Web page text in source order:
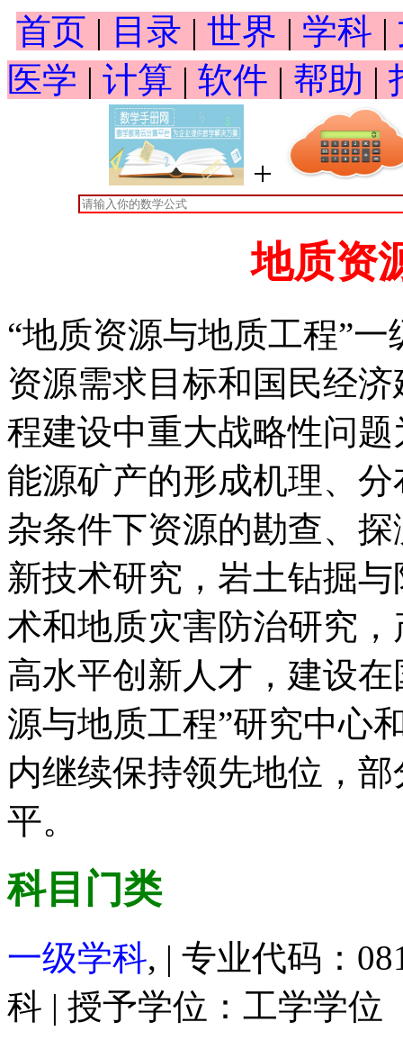
首页 | 目录 | 世界 | 学科 |
医学 | 计算 | 软件 | 帮助 |
+
地质资
“地质资源与地质工程”
资源需求目标和国民经
程建设中重大战略性问
能源矿产的形成机理、
杂条件下资源的勘查、
新技术研究，岩土钻掘
术和地质灾害防治研究
高水平创新人才，建设
源与地质工程”研究中心
内继续保持领先地位，
平。
科目门类
一级学科, | 专业代码：
科 | 授予学位：工学学位